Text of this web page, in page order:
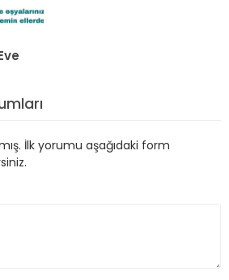
İlk yorumu aşağıdaki form